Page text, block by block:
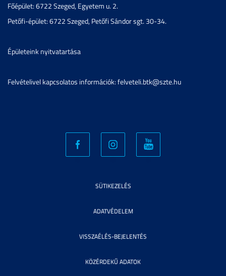
Főépület: 6722 Szeged, Egyetem u. 2.
Petőfi-épület: 6722 Szeged, Petőfi Sándor sgt. 30-34.
Épületeink nyitvatartása
Felvételivel kapcsolatos információk: felveteli.btk@szte.hu
SÜTIKEZELÉS
ADATVÉDELEM
VISSZAÉLÉS-BEJELENTÉS
KÖZÉRDEKŰ ADATOK